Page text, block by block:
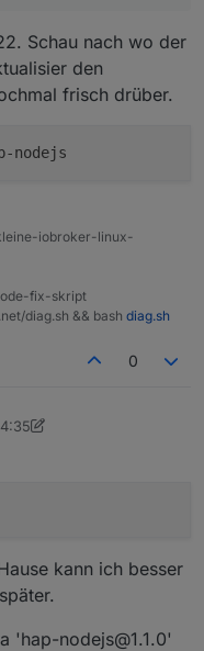
gesetzt!
Schau nach wo der
den
frisch drüber.
nodejs
iobroker-linux-
fix-skript
diag.sh && bash diag.sh
0
9. Dez. 2025, 16:35
kann ich besser
'hap-nodejs@1.1.0'